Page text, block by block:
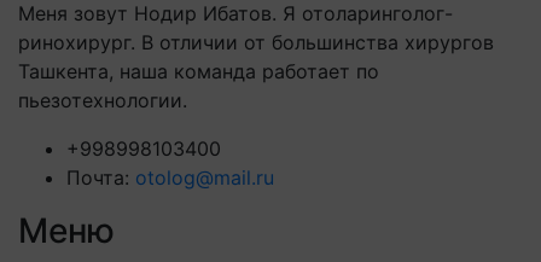
Меня зовут Нодир Ибатов. Я отоларинголог-
ринохирург. В отличии от большинства хирургов
Ташкента, наша команда работает по
пьезотехнологии.
+998998103400
Почта: otolog@mail.ru
Меню